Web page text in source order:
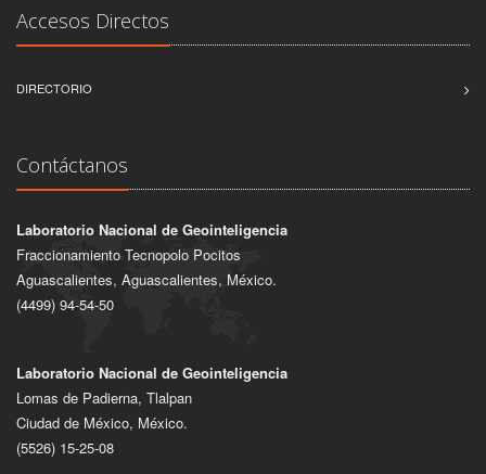
Accesos Directos
DIRECTORIO
Contáctanos
Laboratorio Nacional de Geointeligencia
Fraccionamiento Tecnopolo Pocitos
Aguascalientes, Aguascalientes, México.
(4499) 94-54-50
Laboratorio Nacional de Geointeligencia
Lomas de Padierna, Tlalpan
Ciudad de México, México.
(5526) 15-25-08